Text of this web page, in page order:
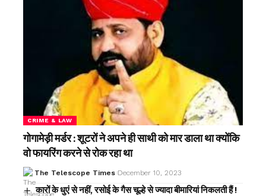
CRIME & LAW
गोगामेड़ी मर्डर : शूटरों ने अपने ही साथी को मार डाला था क्योंकि
वो फायरिंग करने से रोक रहा था
The Telescope Times December 10, 2023
कारों के धुएं से नहीं, रसोई के गैस चूल्हे से ज्यादा बीमारियां निकलती हैं !